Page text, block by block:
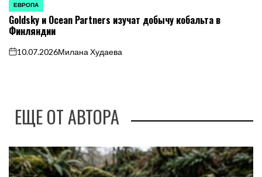
ОПУБЛИКОВАНО
В
ЕВРОПА
Goldsky и Ocean Partners изучат добычу кобальта в
Финляндии
on
10.07.2026Милана Худаева
ЕЩЕ ОТ АВТОРА